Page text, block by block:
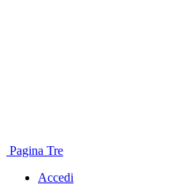
Pagina Tre
Accedi